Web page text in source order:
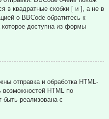
в квадратные скобки [ и ], а не в
о BBCode обратитесь к
доступна из формы
отправка и обработка HTML-
HTML по
реализована с